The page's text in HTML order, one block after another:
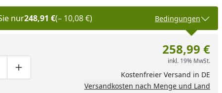
nur248,91 €(– 10,08 €) Bedingungen
um eins verringern
manuell eingeben
Produktmenge um eins erhöhen
258,99 €
inkl. 19% MwSt.
Kostenfreier Versand in DE
Versandkosten nach Menge und Land